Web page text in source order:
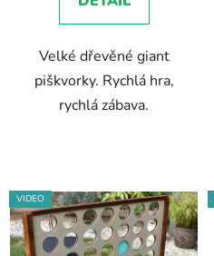
Velké dřevěné giant
piškvorky. Rychlá hra,
rychlá zábava.
VIDEO